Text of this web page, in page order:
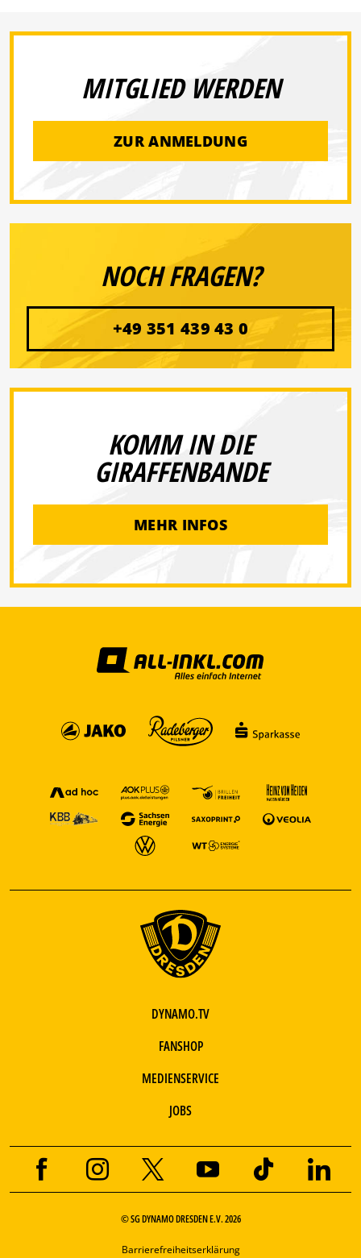
MITGLIED WERDEN
ZUR ANMELDUNG
NOCH FRAGEN?
+49 351 439 43 0
KOMM IN DIE
GIRAFFENBANDE
MEHR INFOS
DYNAMO.TV
FANSHOP
MEDIENSERVICE
JOBS
© SG DYNAMO DRESDEN E.V. 2026
Barrierefreiheitserklärung